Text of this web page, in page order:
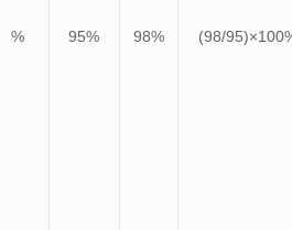
% 95% 98% (98/